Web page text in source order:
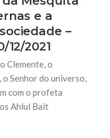
e a
–
12/2021
Clemente, o
Senhor do universo,
com o profeta
Ahlul Bait